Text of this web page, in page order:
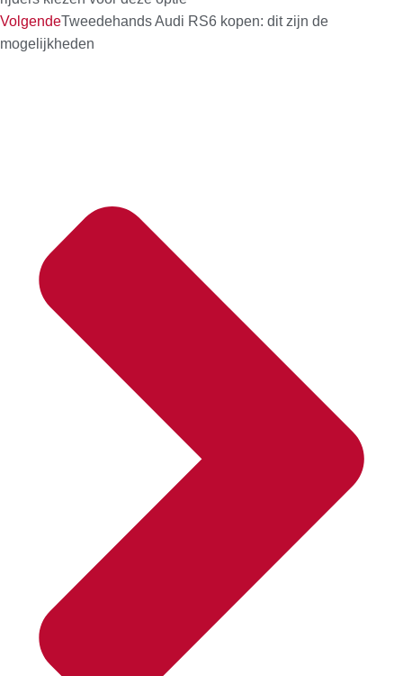
VolgendeTweedehands Audi RS6 kopen: dit zijn de
mogelijkheden